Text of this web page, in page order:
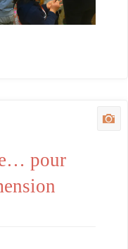
pour